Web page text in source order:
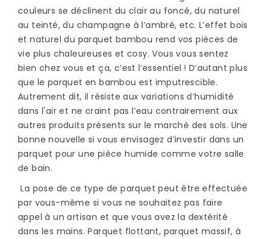
couleurs se déclinent du clair au foncé, du naturel
au teinté, du champagne à l’ambré, etc. L’effet bois
et naturel du parquet bambou rend vos pièces de
vie plus chaleureuses et cosy. Vous vous sentez
bien chez vous et ça, c’est l’essentiel ! D’autant plus
que le parquet en bambou est imputrescible.
Autrement dit, il résiste aux variations d’humidité
dans l'air et ne craint pas l’eau contrairement aux
autres produits présents sur le marché des sols. Une
bonne nouvelle si vous envisagez d’investir dans un
parquet pour une pièce humide comme votre salle
de bain.
La pose de ce type de parquet peut être effectuée
par vous-même si vous ne souhaitez pas faire
appel à un artisan et que vous avez la dextérité
dans les mains. Parquet flottant, parquet massif, à